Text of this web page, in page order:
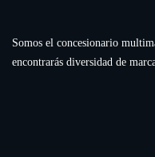
Somos el concesionario
encontrarás diversidad de